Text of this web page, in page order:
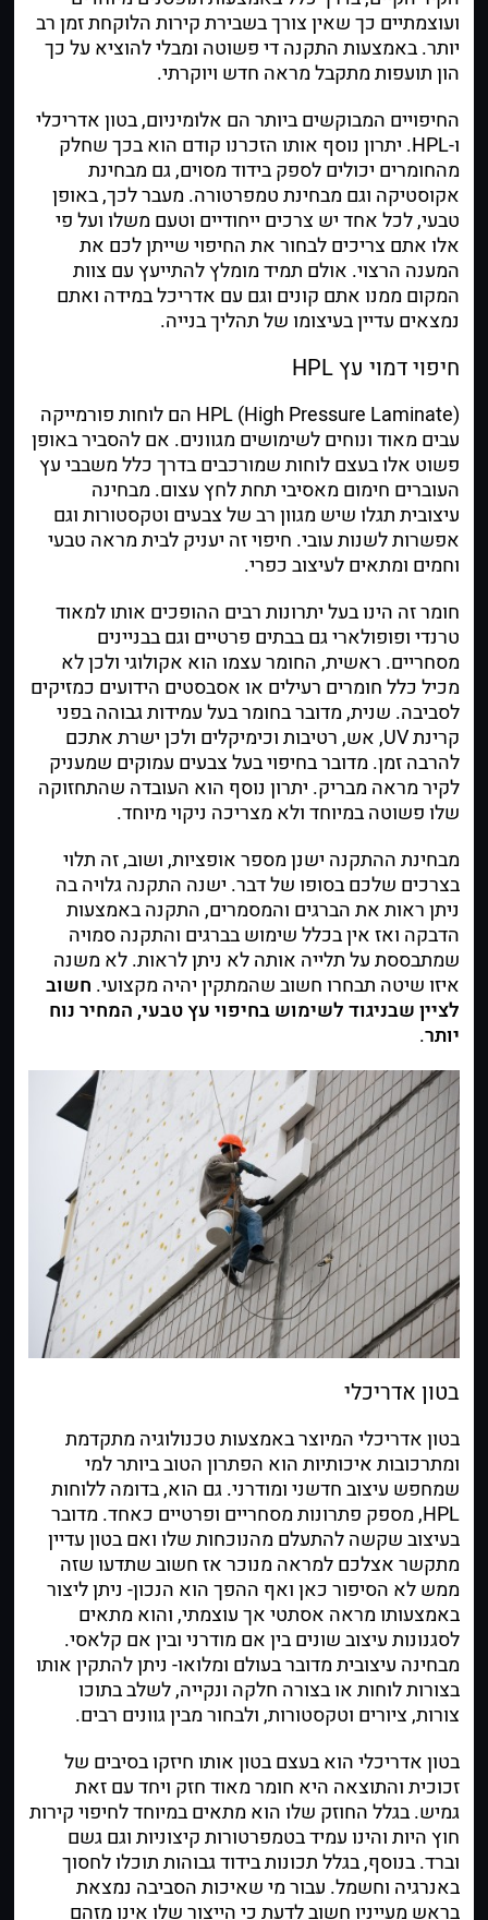
ועוצמתיים כך שאין צורך בשבירת קירות הלוקחת זמן רב
יותר. באמצעות התקנה די פשוטה ומבלי להוציא על כך
הון תועפות מתקבל מראה חדש ויוקרתי.
החיפויים המבוקשים ביותר הם אלומיניום, בטון אדריכלי
ו-HPL. יתרון נוסף אותו הזכרנו קודם הוא בכך שחלק
מהחומרים יכולים לספק בידוד מסוים, גם מבחינת
אקוסטיקה וגם מבחינת טמפרטורה. מעבר לכך, באופן
טבעי, לכל אחד יש צרכים ייחודיים וטעם משלו ועל פי
אלו אתם צריכים לבחור את החיפוי שייתן לכם את
המענה הרצוי. אולם תמיד מומלץ להתייעץ עם צוות
המקום ממנו אתם קונים וגם עם אדריכל במידה ואתם
נמצאים עדיין בעיצומו של תהליך בנייה.
חיפוי דמוי עץ HPL
HPL (High Pressure Laminate) הם לוחות פורמייקה
עבים מאוד ונוחים לשימושים מגוונים. אם להסביר באופן
פשוט אלו בעצם לוחות שמורכבים בדרך כלל משבבי עץ
העוברים חימום מאסיבי תחת לחץ עצום. מבחינה
עיצובית תגלו שיש מגוון רב של צבעים וטקסטורות וגם
אפשרות לשנות עובי. חיפוי זה יעניק לבית מראה טבעי
וחמים ומתאים לעיצוב כפרי.
חומר זה הינו בעל יתרונות רבים ההופכים אותו למאוד
טרנדי ופופולאריגם בבתים פרטיים וגם בבניינים
מסחריים. ראשית, החומר עצמו הוא אקולוגי ולכן לא
מכיל כלל חומרים רעילים או אסבסטים הידועים כמזיקים
לסביבה. שנית, מדובר בחומר בעל עמידות גבוהה בפני
קרינת UV, אש, רטיבות וכימיקלים ולכן ישרת אתכם
להרבה זמן. מדובר בחיפוי בעל צבעים עמוקים שמעניק
לקיר מראה מבריק. יתרון נוסף הוא העובדה שהתחזוקה
שלו פשוטה במיוחד ולא מצריכה ניקוי מיוחד.
מבחינת ההתקנה ישנן מספר אופציות, ושוב, זה תלוי
בצרכים שלכם בסופו של דבר. ישנה התקנה גלויה בה
ניתן ראות את הברגים והמסמרים, התקנה באמצעות
הדבקה ואז אין בכלל שימוש בברגים והתקנה סמויה
שמתבססת על תלייה אותה לא ניתן לראות. לא משנה
איזו שיטה תבחרו חשוב שהמתקין יהיה מקצועי. חשוב
לציין שבניגוד לשימוש בחיפוי עץ טבעי, המחיר נוח
יותר.
בטון אדריכלי
בטון אדריכלי המיוצר באמצעות טכנולוגיה מתקדמת
ומתרכובות איכותיות הוא הפתרון הטוב ביותר למי
שמחפש עיצוב חדשני ומודרני. גם הוא, בדומה ללוחות
HPL, מספק פתרונות מסחריים ופרטיים כאחד. מדובר
בעיצוב שקשה להתעלם מהנוכחות שלו ואם בטון עדיין
מתקשר אצלכם למראה מנוכר אז חשוב שתדעו שזה
ממש לא הסיפור כאן ואף ההפך הוא הנכון- ניתן ליצור
באמצעותו מראה אסתטי אך עוצמתי, והוא מתאים
לסגנונות עיצוב שונים בין אם מודרני ובין אם קלאסי.
מבחינה עיצובית מדובר בעולם ומלואו- ניתן להתקין אותו
בצורות לוחות או בצורה חלקה ונקייה, לשלב בתוכו
צורות, ציורים וטקסטורות, ולבחור מבין גוונים רבים.
בטון אדריכליהוא בעצם בטון אותו חיזקו בסיבים של
זכוכית והתוצאה היא חומר מאוד חזק ויחד עם זאת
גמיש. בגלל החוזק שלו הוא מתאים במיוחד לחיפוי קירות
חוץ היות והינו עמיד בטמפרטורות קיצוניות וגם גשם
וברד. בנוסף, בגלל תכונות בידוד גבוהות תוכלו לחסוך
באנרגיה וחשמל. עבור מי שאיכות הסביבה נמצאת
בראש מעייניו חשוב לדעת כי הייצור שלו אינו מזהם